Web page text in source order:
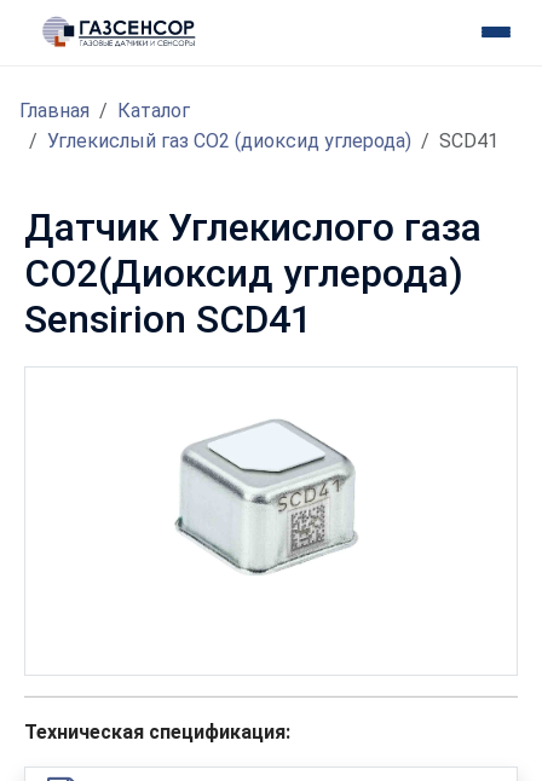
Главная
Каталог
Углекислый газ CO2 (диоксид углерода)
SCD41
Датчик Углекислого газа
CO2(Диоксид углерода)
Sensirion SCD41
Техническая спецификация: